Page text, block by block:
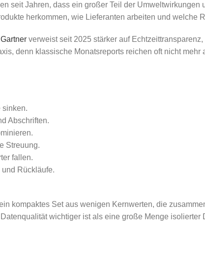
seit Jahren, dass ein großer Teil der Umweltwirkungen
herkommen, wie Lieferanten arbeiten und welche
verweist seit 2025 stärker auf
denn klassische Monatsreports reichen oft nicht
sinken.
Abschriften.
Streuung.
fallen.
Rückläufe.
kompaktes Set aus wenigen Kernwerten, die
wichtiger ist als eine große Menge isolierter